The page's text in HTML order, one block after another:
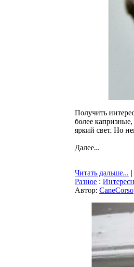
Получить
более
яркий свет. Но
Далее...
Читать дальше...
Разное :
Автор: CaneCorso